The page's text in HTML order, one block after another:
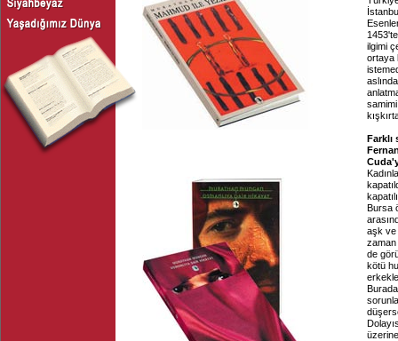
ilgimi
ortaya
Farklı
Bursa
aşk ve
zaman
de
kötü